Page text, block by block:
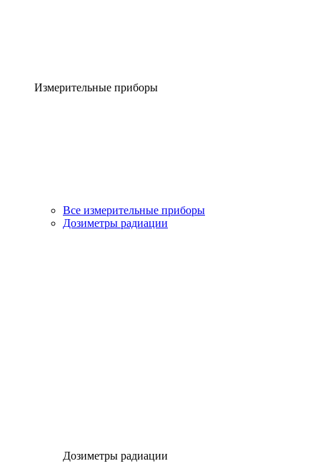
Измерительные приборы
Все измерительные приборы
Дозиметры радиации
Дозиметры радиации